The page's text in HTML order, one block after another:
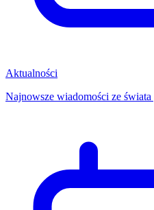
Aktualności
Najnowsze wiadomości ze